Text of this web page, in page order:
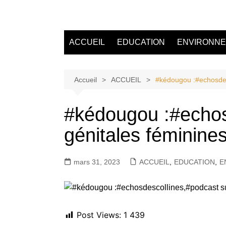
ACCUEIL EDUCATION
Accueil ACCUEIL #kédougou
#kédougou
génitales
mars 31, 2023 ACCUEIL EDUCATION
Post Views: 1 439